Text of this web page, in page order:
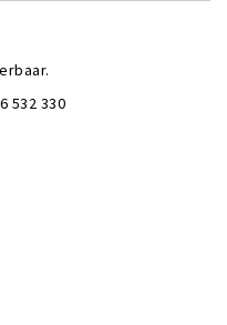
532 330